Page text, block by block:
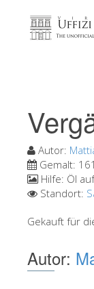
Autor:
Gemalt:
Hilfe: Öl
Standort:
Gekauft für
Autor: